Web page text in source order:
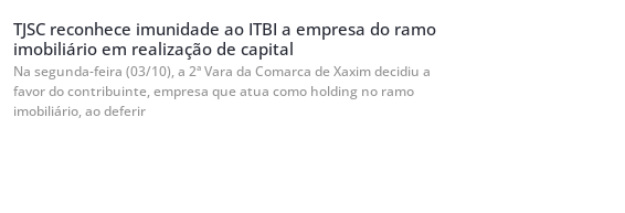
TJSC reconhece imunidade ao ITBI a empresa do ramo
imobiliário em realização de capital
Na segunda-feira (03/10), a 2ª Vara da Comarca de Xaxim decidiu a
favor do contribuinte, empresa que atua como holding no ramo
imobiliário, ao deferir